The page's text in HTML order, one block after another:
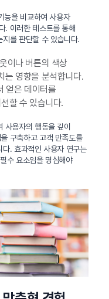
능을 비교하여 사용자
. 이러한 테스트를 통해
를 판단할 수 있습니다.
이나 버튼의 색상
는 영향을 분석합니다.
얻은 데이터를
할 수 있습니다.
사용자의 행동을 깊이
구축하고 고객 만족도를
. 효과적인 사용자 연구는
수 요소임을 명심해야